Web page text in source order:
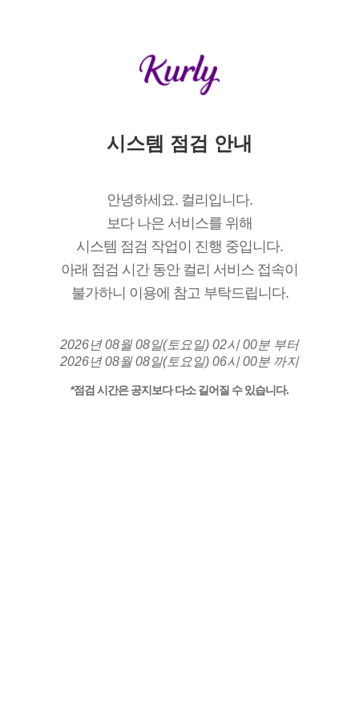
시스템 점검 안내
안녕하세요. 컬리입니다.
보다 나은 서비스를 위해
시스템 점검 작업이 진행 중입니다.
아래 점검 시간 동안 컬리 서비스 접속이
불가하니 이용에 참고 부탁드립니다.
2026년 08월 08일(토요일) 02시 00분 부터
2026년 08월 08일(토요일) 06시 00분 까지
*점검 시간은 공지보다 다소 길어질 수 있습니다.